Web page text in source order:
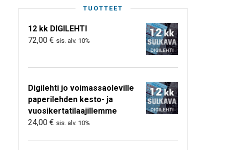
TUOTTEET
12 kk DIGILEHTI
72,00 € sis. alv. 10%
Digilehti jo voimassaoleville
paperilehden kesto- ja
vuosikertatilaajillemme
24,00 € sis. alv. 10%